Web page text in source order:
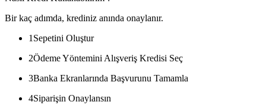
Bir kaç adımda, krediniz anında onaylanır.
1 Sepetini Oluştur
2Ödeme Yöntemini Alışveriş Kredisi Seç
3Banka Ekranlarında Başvurunu Tamamla
4Siparişin Onaylansın